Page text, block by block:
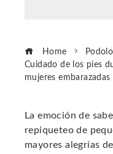
Home
Cuidado de los pies
mujeres embarazadas
La emoción de
repiqueteo de
mayores alegrías